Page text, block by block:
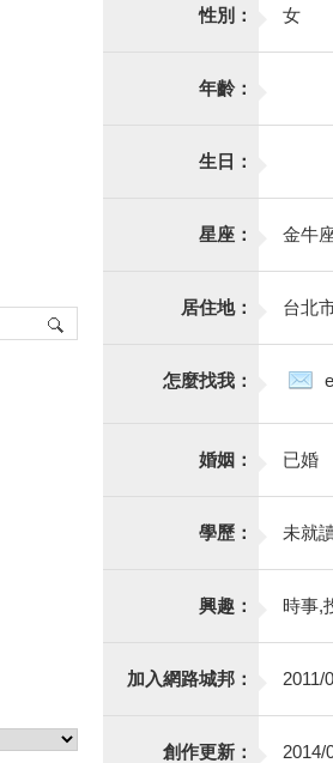
性別： 女
年齡：
生日：
星座： 金牛
居住地： 台北
怎麼找我：
婚姻： 已婚
學歷： 未就
興趣： 時事,
加入網路城邦： 2011/
創作更新： 2014/